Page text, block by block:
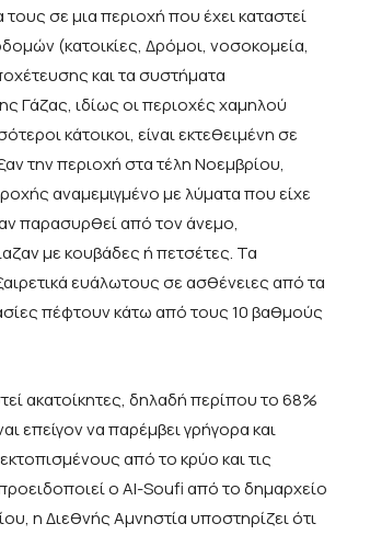
σε μια περιοχή που έχει καταστεί
(κατοικίες, Δρόμοι, νοσοκομεία,
και τα συστήματα
Γάζας, ιδίως οι περιοχές χαμηλού
κάτοικοι, είναι εκτεθειμένη σε
την περιοχή στα τέλη Νοεμβρίου,
αναμεμιγμένο με λύματα που είχε
παρασυρθεί από τον άνεμο,
με κουβάδες ή πετσέτες. Τα
ευάλωτους σε ασθένειες από τα
πέφτουν κάτω από τους 10 βαθμούς
ακατοίκητες, δηλαδή περίπου το 68%
επείγον να παρέμβει γρήγορα και
από το κρύο και τις
ο Al-Soufi από το δημαρχείο
η Διεθνής Αμνηστία υποστηρίζει ότι